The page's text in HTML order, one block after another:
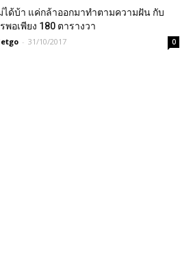
ได้บ้า แค่กล้าออกมาทำตามความฝัน กับ
พอเพียง 180 ตารางวา
- 31/10/2017 0